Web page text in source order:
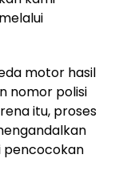
motor hasil
nomor polisi
itu, proses
pencocokan